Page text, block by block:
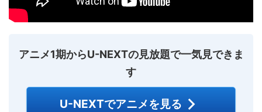
アニメ1期からU-NEXTの見放題で一気見できま
す
U-NEXTでアニメを見る